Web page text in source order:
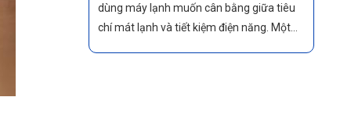
dùng tối ưu hóa mức tiêu thụ điện năng và
nâng cao sự tiện nghi, sử dụng đúng cách